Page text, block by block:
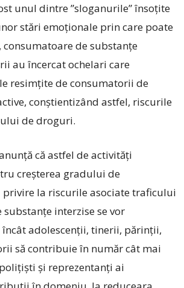
unul dintre ”sloganurile” însoțite
stări emoționale prin care poate
consumatoare de substanțe
au încercat ochelari care
resimțite de consumatorii de
conștientizând astfel, riscurile
de droguri.
că astfel de activități
creș­terea gradului de
privire la riscurile asociate traficului
interzise se vor
adolescenții, tinerii, părinții,
să contribuie în număr cât mai
și reprezentanți ai